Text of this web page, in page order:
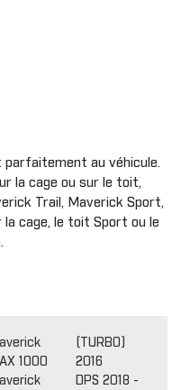
parfaitement au véhicule.
la cage ou sur le toit,
Trail, Maverick Sport,
cage, le toit Sport ou le
1000
2016
2018 -